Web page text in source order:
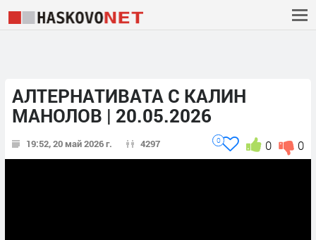
АЛТЕРНАТИВАТА С КАЛИН
МАНОЛОВ | 20.05.2026
19:52, 20 май 2026 г. 4297 0
0
0